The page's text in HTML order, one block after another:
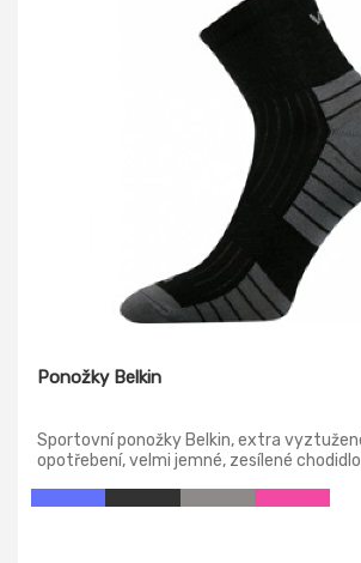
Ponožky Belkin
Sportovní ponožky Belkin, extra
opotřebení, velmi jemné, zesílené